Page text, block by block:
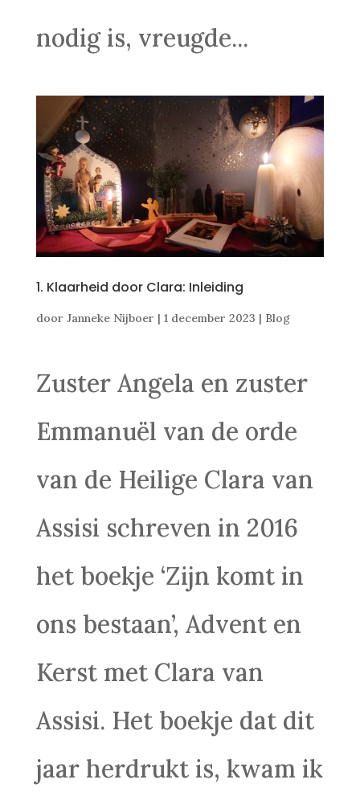
nodig is, vreugde...
1. Klaarheid door Clara: Inleiding
door Janneke Nijboer | 1 december 2023 | Blog
Zuster Angela en zuster
Emmanuël van de orde
van de Heilige Clara van
Assisi schreven in 2016
het boekje ‘Zijn komt in
ons bestaan’, Advent en
Kerst met Clara van
Assisi. Het boekje dat dit
jaar herdrukt is, kwam ik